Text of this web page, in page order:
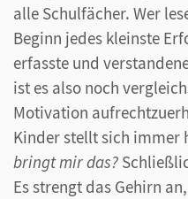
alle Schulfächer. Wer
Beginn jedes kleinste
erfasste und
ist es also noch
Motivation
Kinder stellt sich immer
bringt mir das?
Es strengt das Gehirn